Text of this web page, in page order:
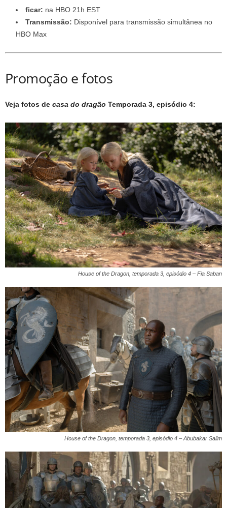
ficar: na HBO 21h EST
Transmissão: Disponível para transmissão simultânea no
HBO Max
Promoção e fotos
Veja fotos de casa do dragão Temporada 3, episódio 4:
House of the Dragon, temporada 3, episódio 4 – Fia Saban
House of the Dragon, temporada 3, episódio 4 – Abubakar Salim